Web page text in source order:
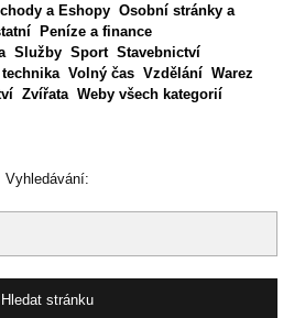
a Eshopy Osobní stránky a
Peníze a finance
Služby Sport Stavebnictví
Volný čas Vzdělání Warez
Zvířata Weby všech kategorií
Vyhledávání: